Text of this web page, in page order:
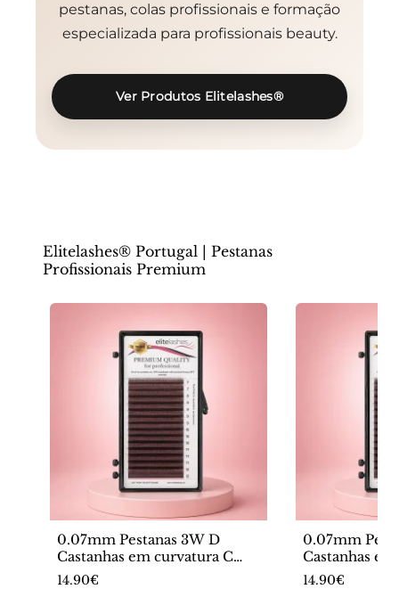
pestanas, colas profissionais e formação
especializada para profissionais beauty.
Ver Produtos Elitelashes®
Elitelashes® Portugal | Pestanas
Profissionais Premium
0.07mm Pestanas 3W D
Castanhas em curvatura C
Mix
14.90€
0.07mm
Castanhas
Mix
14.90€